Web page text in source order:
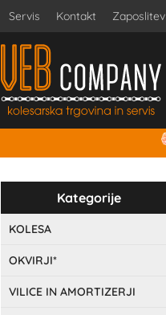
Servis Kontakt Zaposlitev
Kategorije
KOLESA
OKVIRJI*
VILICE IN AMORTIZERJI